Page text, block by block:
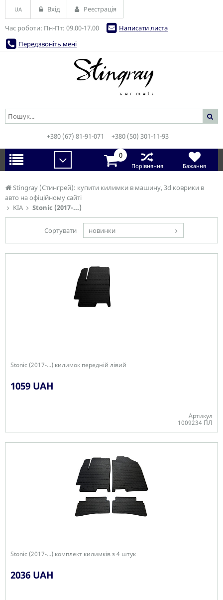
Stingray (Стингрей): купити килимки в машину, 3d коврики в
авто на офіційному сайті
KIA
Stonic (2017-...)
Сортувати новинки
Stonic (2017-...) килимок передній лівий
1059 UAH
Артикул
1009234 ПЛ
Stonic (2017-...) комплект килимків з 4 штук
2036 UAH
Час роботи: Пн-Пт: 09.00-17.00
Написати листа
Передзвоніть мені
UA Вхід Реєстрація
+380 (67) 81-91-071 +380 (50) 301-11-93
0
Порівняння Бажання